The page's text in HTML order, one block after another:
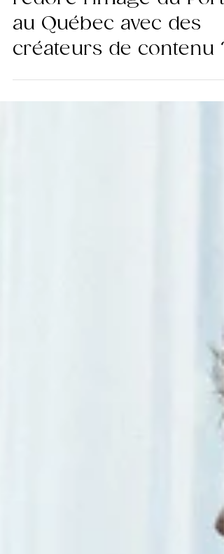
Comment Cabral a
redoré l'image du
au Québec avec des
créateurs de contenu ?